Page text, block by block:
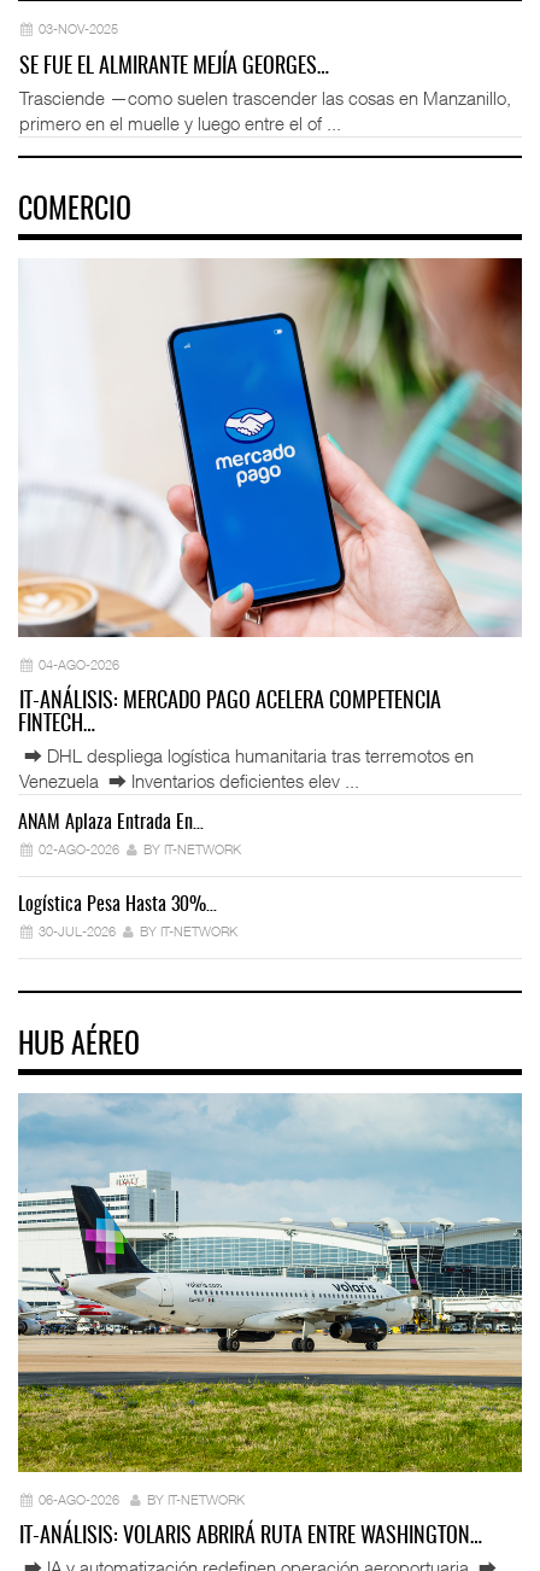
03-NOV-2025
SE FUE EL ALMIRANTE MEJÍA GEORGES…
Trasciende —como suelen trascender las cosas en Manzanillo,
primero en el muelle y luego entre el of ...
COMERCIO
04-AGO-2026
IT-ANÁLISIS: MERCADO PAGO ACELERA COMPETENCIA
FINTECH…
⮕ DHL despliega logística humanitaria tras terremotos en
Venezuela ⮕ Inventarios deficientes elev ...
ANAM Aplaza Entrada En…
02-AGO-2026 BY IT-NETWORK
Logística Pesa Hasta 30%…
30-JUL-2026 BY IT-NETWORK
HUB AÉREO
06-AGO-2026 BY IT-NETWORK
IT-ANÁLISIS: VOLARIS ABRIRÁ RUTA ENTRE WASHINGTON…